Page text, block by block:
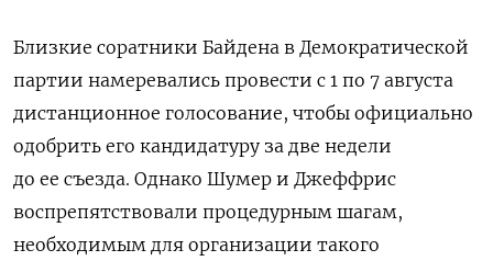
Близкие соратники Байдена в Демократической
партии намеревались провести с 1 по 7 августа
дистанционное голосование, чтобы официально
одобрить его кандидатуру за две недели
до ее съезда. Однако Шумер и Джеффрис
воспрепятствовали процедурным шагам,
необходимым для организации такого